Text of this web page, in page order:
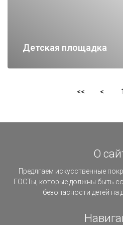
Детская площадка
<< < 1
О
Предлгаем искусственные
ГОСТы, которые должны быть
безопасности детей на